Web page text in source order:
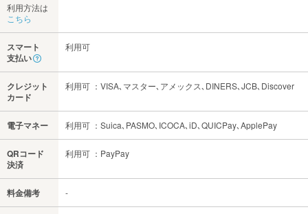
利用方法は
こちら
スマート
支払い
利用可
クレジット
カード
利用可 ：VISA､マスター､アメックス､DINERS､JCB､Discover
電子マネー 利用可 ：Suica､PASMO､ICOCA､iD､QUICPay､ApplePay
QRコード
決済
利用可 ：PayPay
料金備考 -